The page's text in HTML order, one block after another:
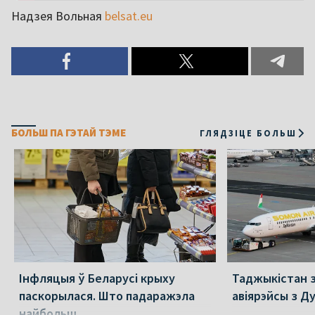
Надзея Вольная belsat.eu
БОЛЬШ ПА ГЭТАЙ ТЭМЕ ГЛЯДЗІЦЕ БОЛЬШ
Інфляцыя ў Беларусі крыху
паскорылася. Што падаражэла
Таджыкістан
авіярэйсы з